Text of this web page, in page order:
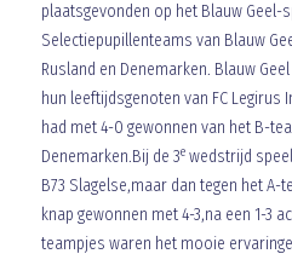
plaatsgevonden op het Blauw Geel-
Selectiepupillenteams van Blauw
Rusland en Denemarken. Blauw
hun leeftijdsgenoten van FC Legirus
had met 4-0 gewonnen van het B-
Denemarken.Bij de 3ewedstrijd
B73 Slagelse,maar dan tegen het A-
knap gewonnen met 4-3,na een 1-3
teampjes waren het mooie